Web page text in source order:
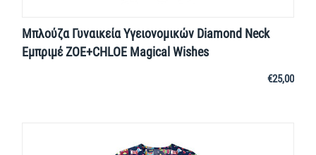
Μπλούζα Γυναικεία Yγειονομικών Diamond Neck
Εμπριμέ ZOE+CHLOE Magical Wishes
€25,00